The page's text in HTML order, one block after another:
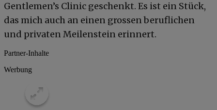
Gentlemen’s Clinic geschenkt. Es ist ein Stück,
das mich auch an einen grossen beruflichen
und privaten Meilenstein erinnert.
Partner-Inhalte
Werbung